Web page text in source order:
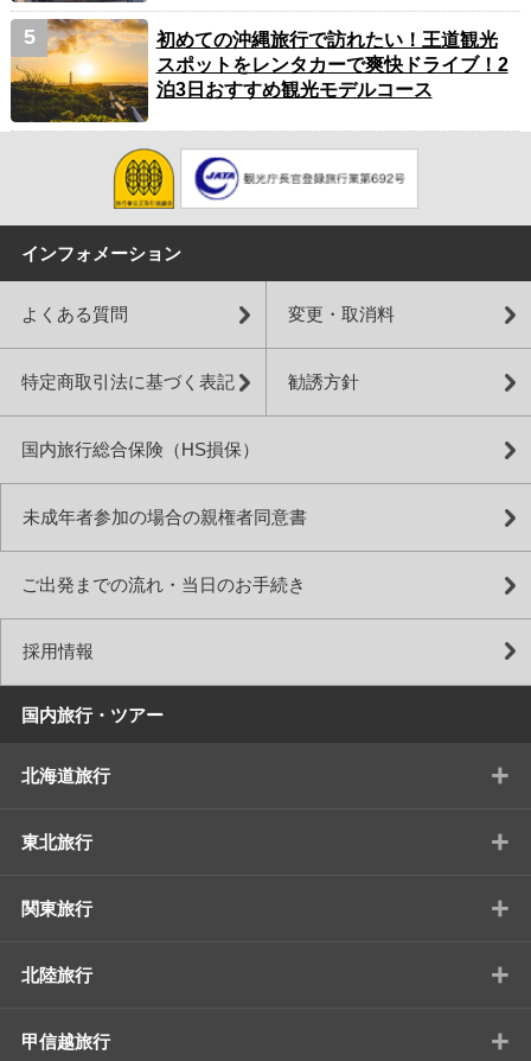
初めての沖縄旅行で訪れたい！王道観光
スポットをレンタカーで爽快ドライブ！2
泊3日おすすめ観光モデルコース
インフォメーション
よくある質問 変更・取消料
特定商取引法に基づく表記 勧誘方針
国内旅行総合保険（HS損保）
未成年者参加の場合の親権者同意書
ご出発までの流れ・当日のお手続き
採用情報
国内旅行・ツアー
北海道旅行 +
東北旅行 +
関東旅行 +
北陸旅行 +
甲信越旅行 +